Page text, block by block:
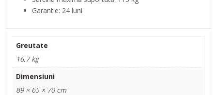
Garantie: 24 luni
Greutate
16,7 kg
Dimensiuni
89 × 65 × 70 cm